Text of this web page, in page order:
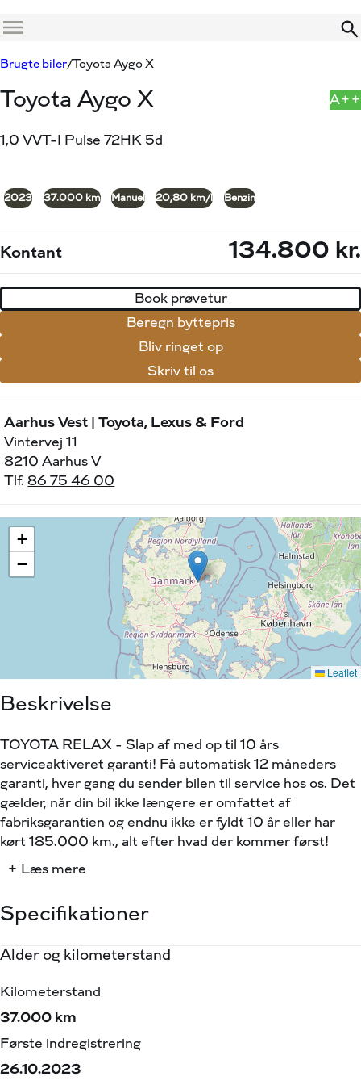
Menu
Brugte biler Toyota Aygo X
Toyota Aygo X
1,0 VVT-I Pulse 72HK 5d
A++
2023 37.000 km Manuel 20,80 km/l Benzin
Kontant 134.800 kr.
Book prøvetur
Beregn byttepris
Bliv ringet op
Skriv til os
Aarhus Vest | Toyota, Lexus & Ford
Vintervej 11
8210 Aarhus V
Tlf.86 75 46 00
Beskrivelse
TOYOTA RELAX - Slap af med op til 10 års
serviceaktiveret garanti! Få automatisk 12 måneders
garanti, hver gang du sender bilen til service hos os. Det
gælder, når din bil ikke længere er omfattet af
fabriksgarantien og endnu ikke er fyldt 10 år eller har
kørt 185.000 km., alt efter hvad der kommer først!
ikonisk bybil som forsat giver dig mange muligheder.
Tekniske oplysninger:
Motor: 72 Hk
Gearkasse: Manuel gear
Forbrug: 20,8 (WLTP*)
Ejerafgift: 690 kr halvårligt
+ Læs mere
Specifikationer
Alder og kilometerstand
Kilometerstand
37.000 km
Første indregistrering
26.10.2023
Motor og ydelse
0-100 km/t
15,60 sek.
Tophastighed
158 km/t
Rummelighed og mål
Køreklar vægt
1032 kg
Totalvægt
1360 kg
Økonomi
Brændstofforbrug (WLTP)
20,80 km/l
Grøn ejerafgift (årlig)
1400